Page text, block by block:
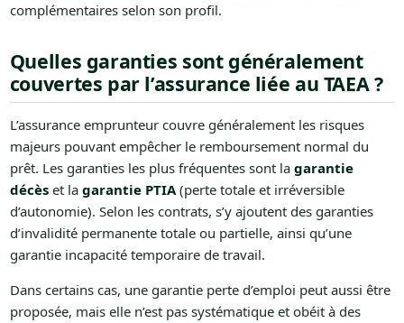
complémentaires selon son profil.
Quelles garanties sont généralement
couvertes par l’assurance liée au TAEA ?
L’assurance emprunteur couvre généralement les risques
majeurs pouvant empêcher le remboursement normal du
prêt. Les garanties les plus fréquentes sont la garantie
décèset la garantie PTIA(perte totale et irréversible
d’autonomie). Selon les contrats, s’y ajoutent des garanties
d’invalidité permanente totale ou partielle, ainsi qu’une
garantie incapacité temporaire de travail.
Dans certains cas, une garantie perte d’emploi peut aussi être
proposée, mais elle n’est pas systématique et obéit à des